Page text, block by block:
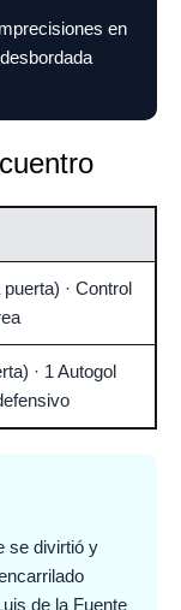
en
· Control
· 1 Autogol
se divirtió y
de la Fuente